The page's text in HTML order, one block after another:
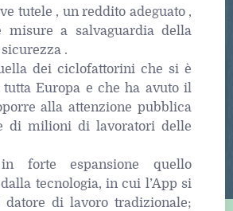
tutele , un reddito adeguato ,
misure a salvaguardia della
.
dei ciclofattorini che si è
Europa e che ha avuto il
alla attenzione pubblica
di milioni di lavoratori delle
forte espansione quello
tecnologia, in cui l’App si
datore di lavoro tradizionale;